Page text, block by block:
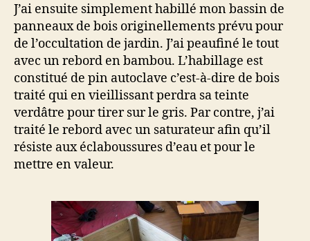
J’ai ensuite simplement habillé mon bassin de
panneaux de bois originellements prévu pour
de l’occultation de jardin. J’ai peaufiné le tout
avec un rebord en bambou. L’habillage est
constitué de pin autoclave c’est-à-dire de bois
traité qui en vieillissant perdra sa teinte
verdâtre pour tirer sur le gris. Par contre, j’ai
traité le rebord avec un saturateur afin qu’il
résiste aux éclaboussures d’eau et pour le
mettre en valeur.